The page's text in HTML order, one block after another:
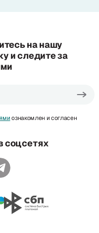
на нашу
и следите за
ознакомлен и согласен
соцсетях